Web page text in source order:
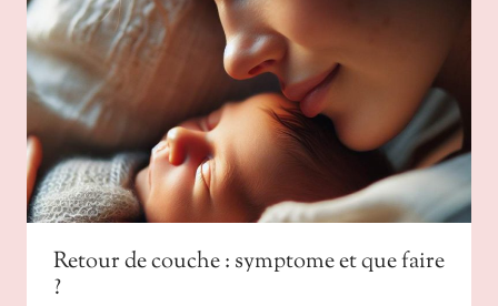
Retour de couche : symptome et que faire
?